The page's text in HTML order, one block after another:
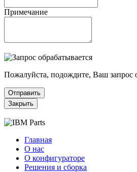
Примечание
Пожалуйста, подождите, Ваш запрос
Отправить
Закрыть
Главная
О нас
О конфигураторе
Решения и сборка